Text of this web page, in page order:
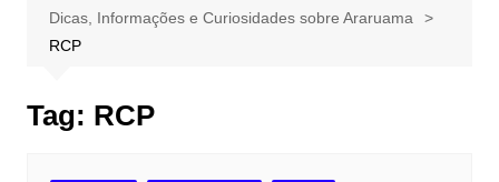
Dicas, Informações e Curiosidades sobre Araruama
RCP
Tag: RCP